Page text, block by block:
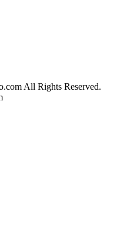
All Rights Reserved.